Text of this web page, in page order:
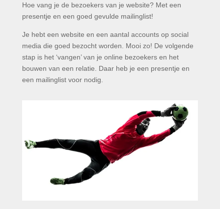
Hoe vang je de bezoekers van je website? Met een
presentje en een goed gevulde mailinglist!
Je hebt een website en een aantal accounts op social
media die goed bezocht worden. Mooi zo! De volgende
stap is het ‘vangen’ van je online bezoekers en het
bouwen van een relatie. Daar heb je een presentje en
een mailinglist voor nodig.